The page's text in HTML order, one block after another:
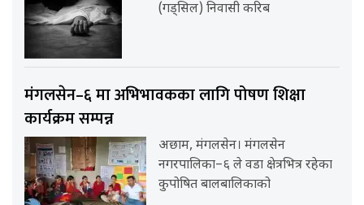
(गड्सिल) निवासी करिब
मंगलसेन–६ मा अभिभावकका लागि पोषण शिक्षा
कार्यक्रम सम्पन्न
अछाम, मंगलसेन। मंगलसेन
नगरपालिका–६ ले वडा क्षेत्रभित्र रहेका
कुपोषित बालबालिकाको